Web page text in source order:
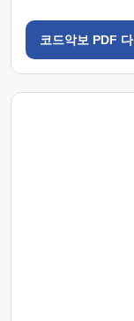
코드악보 PDF